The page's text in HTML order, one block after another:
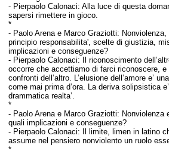
- Pierpaolo Calonaci: Alla luce di questa
sapersi rimettere in gioco.
*
- Paolo Arena e Marco Graziotti: Nonviolenza,
principio responsabilita', scelte di giustizia,
implicazioni e conseguenze?
- Pierpaolo Calonaci: Il riconoscimento
occorre che accettiamo di farci riconoscere,
confronti dell’altro. L’elusione dell’amore e’
come mai prima d’ora. La deriva solipsistica
drammatica realta’.
*
- Paolo Arena e Marco Graziotti: Nonviolenza
quali implicazioni e conseguenze?
- Pierpaolo Calonaci: Il limite, limen in latino
assume nel pensiero nonviolento un ruolo